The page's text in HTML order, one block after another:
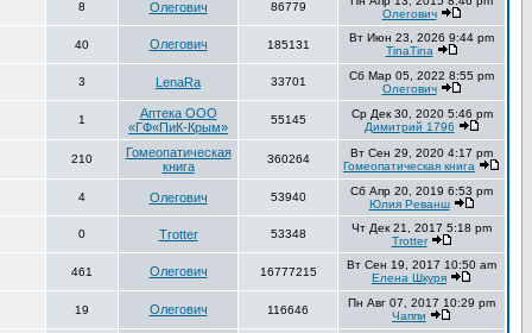
8 Олегович 86779
Олегович
40 Олегович 185131
Вт Июн 23, 2026 9:44 pm
TinaTina
3 LenaRa 33701
Сб Мар 05, 2022 8:55 pm
Олегович
1
Аптека ООО
«ГФ«ПиК-Крым»
55145
Ср Дек 30, 2020 5:46 pm
Димитрий 1796
210
Гомеопатическая
книга
360264
Вт Сен 29, 2020 4:17 pm
Гомеопатическая книга
4 Олегович 53940
Сб Апр 20, 2019 6:53 pm
Юлия Реванш
0 Trotter 53348
Чт Дек 21, 2017 5:18 pm
Trotter
461 Олегович 16777215
Вт Сен 19, 2017 10:50 am
Елена Шкуря
19 Олегович 116646
Пн Авг 07, 2017 10:29 pm
Чаппи